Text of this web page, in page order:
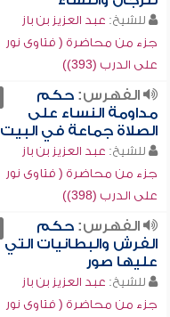
للشيخ: عبد العزيز بن باز
جزء من محاضرة ( فتاوى نور
على الدرب (393))
الفهرس:حكم
مداومة النساء على
الصلاة جماعة في البيت
للشيخ: عبد العزيز بن باز
جزء من محاضرة ( فتاوى نور
على الدرب (398))
الفهرس:حكم
الفرش والبطانيات التي
عليها صور
للشيخ: عبد العزيز بن باز
جزء من محاضرة ( فتاوى نور